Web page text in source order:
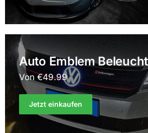
Auto Emblem
Von €49.99
Jetzt einkaufen